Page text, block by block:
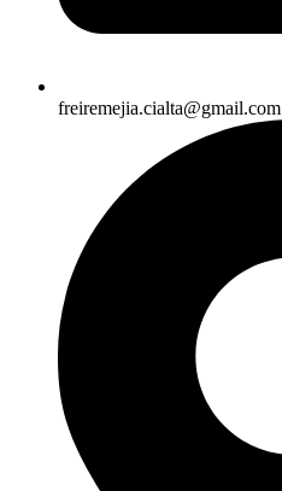
freiremejia.cialta@gmail.com